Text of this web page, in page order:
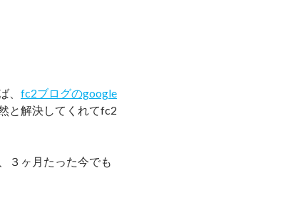
、 fc2ブログのgoogle
と解決してくれてfc2
３ヶ月たった今でも